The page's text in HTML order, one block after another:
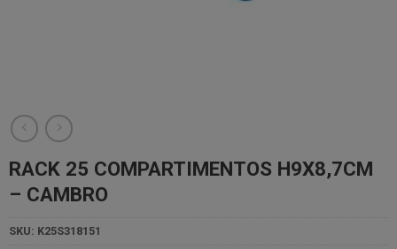
RACK 25 COMPARTIMENTOS H9X8,7CM
– CAMBRO
SKU: K25S318151